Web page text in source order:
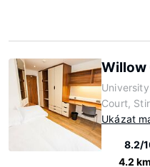
Willow
Court,
Ukázat
8.2/
4.2 km